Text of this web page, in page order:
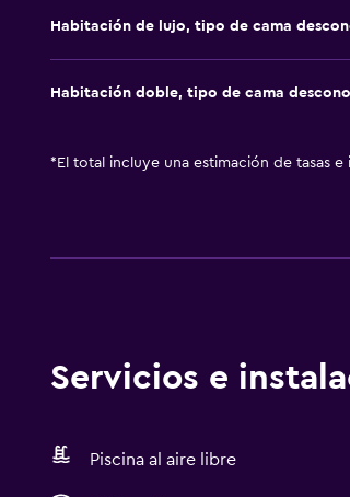
Habitación de lujo, tipo de cama
Habitación doble, tipo de cama
* El total incluye una estimación de tasas
Servicios e
Piscina al aire libre